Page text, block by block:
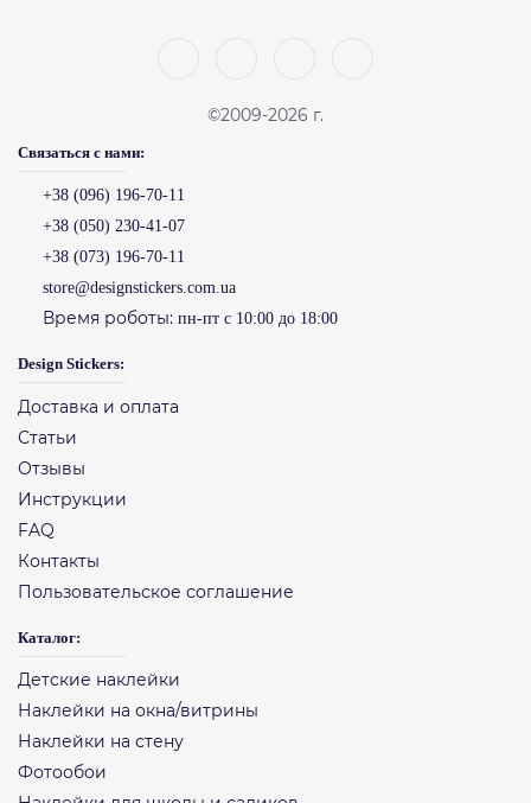
©2009-2026 г.
Связаться с нами:
+38 (096) 196-70-11
+38 (050) 230-41-07
+38 (073) 196-70-11
store@designstickers.com.ua
Время роботы: пн-пт с 10:00 до 18:00
Design Stickers:
Доставка и оплата
Статьи
Отзывы
Инструкции
FAQ
Контакты
Пользовательское соглашение
Каталог:
Детские наклейки
Наклейки на окна/витрины
Наклейки на стену
Фотообои